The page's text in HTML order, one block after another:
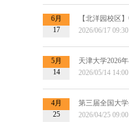
6月
17
2026/06/17 09:30
5月
14
2026/05/14 14:00
4月
25
2026/04/25 09:00